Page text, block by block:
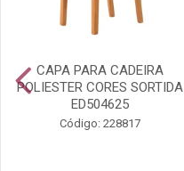
CAPA PARA CADEIRA
POLIESTER CORES SORTIDA
ED504625
Código: 228817